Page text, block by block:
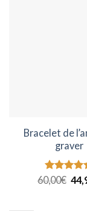
Bracelet de
graver
Note 5.00
60,00€ Le
prix